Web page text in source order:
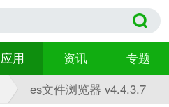
应用 资讯
专题
es文件浏览器 v4.4.3.7